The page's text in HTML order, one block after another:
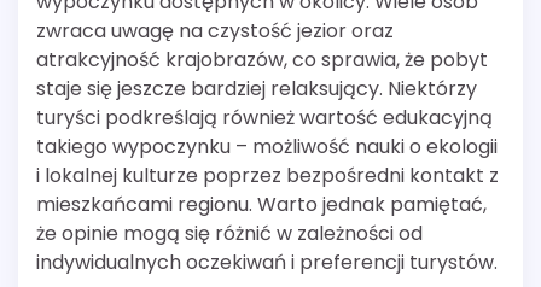
zwraca uwagę na czystość jezior oraz
atrakcyjność krajobrazów, co sprawia, że pobyt
staje się jeszcze bardziej relaksujący. Niektórzy
turyści podkreślają również wartość edukacyjną
takiego wypoczynku – możliwość nauki o ekologii
i lokalnej kulturze poprzez bezpośredni kontakt z
mieszkańcami regionu. Warto jednak pamiętać,
że opinie mogą się różnić w zależności od
indywidualnych oczekiwań i preferencji turystów.